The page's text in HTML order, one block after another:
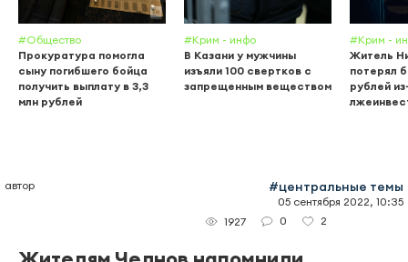
#Общество
Прокуратура помогла
сыну погибшего бойца
получить выплату в 3,3
млн рублей
#Крим - инфо
В Казани у мужчины
изъяли 100 свертков с
запрещенным веществом
#Крим -
Житель
потерял
рублей
автор #центральные темы
05 сентября 2022, 10:35
1927
0 2